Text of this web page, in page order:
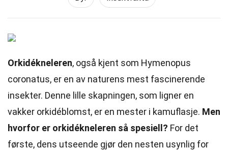
Orkidékneleren, også kjent som Hymenopus
coronatus, er en av naturens mest fascinerende
insekter. Denne lille skapningen, som ligner en
vakker orkidéblomst, er en mester i kamuflasje. Men
hvorfor er orkidékneleren så spesiell? For det
første, dens utseende gjør den nesten usynlig for